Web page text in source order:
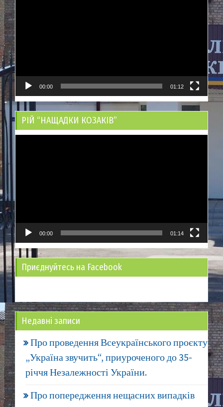
00:00 01:12
РІЙ “НАЩАДКИ КОЗАКІВ”
00:00 01:14
Приєднуйтесь на Facebook
Недавні записи
Про проведення Всеукраїнського проєкту
„Україна звучить“, приуроченого до 35-
річчя Незалежності України.
Про попередження нещасних випадків